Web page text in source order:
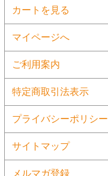
カートを見る
マイページへ
ご利用案内
特定商取引法表示
プライバシーポリシー
サイトマップ
メルマガ登録